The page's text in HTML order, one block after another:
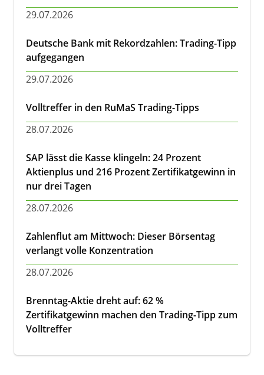
29.07.2026
Deutsche Bank mit Rekordzahlen: Trading-Tipp
aufgegangen
29.07.2026
Volltreffer in den RuMaS Trading-Tipps
28.07.2026
SAP lässt die Kasse klingeln: 24 Prozent
Aktienplus und 216 Prozent Zertifikatgewinn in
nur drei Tagen
28.07.2026
Zahlenflut am Mittwoch: Dieser Börsentag
verlangt volle Konzentration
28.07.2026
Brenntag-Aktie dreht auf: 62 %
Zertifikatgewinn machen den Trading-Tipp zum
Volltreffer